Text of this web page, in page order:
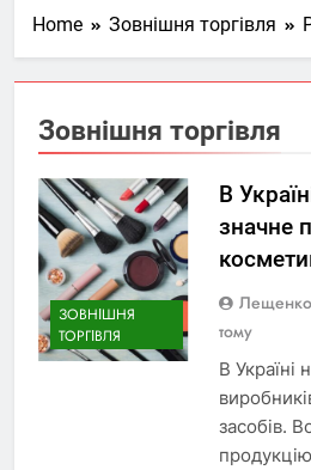
Home Зовнішня торгівля
Зовнішня торгівля
ЗОВНІШНЯ
ТОРГІВЛЯ
В
значне
тому
В Україні
засобів.